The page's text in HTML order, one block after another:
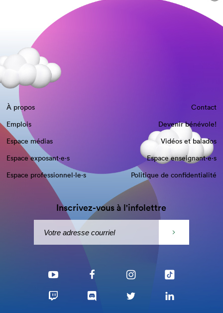
À propos
Contact
Emplois
Devenir bénévole!
Espace médias
Vidéos et balados
Espace exposant·e⋅s
Espace enseignant·e⋅s
Espace professionnel·le⋅s
Politique de confidentialité
Inscrivez-vous à l'infolettre